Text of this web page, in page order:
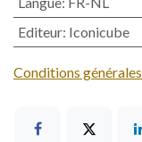
Editeur: Iconicube
Conditions générales